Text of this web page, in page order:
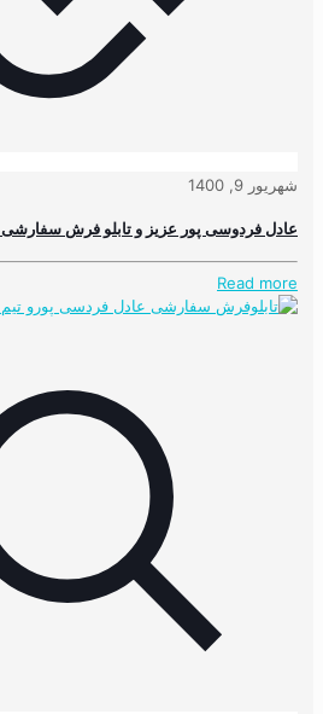
شهریور 9, 1400
عادل فردوسی پور عزیز و تابلو فرش سفارشی 2
Read more